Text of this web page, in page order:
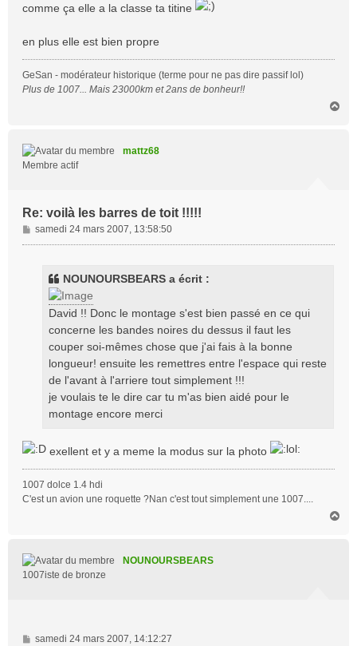
s
g
e
comme ça elle a la classe ta titine
en plus elle est bien propre
GeSan - modérateur historique (terme pour ne pas dire passif lol)
Plus de 1007... Mais 23000km et 2ans de bonheur!!
mattz68
Membre actif
Re: voilà les barres de toit !!!!!
M
e
samedi 24 mars 2007, 13:58:50
NOUNOURSBEARS a écrit :
David !! Donc le montage s'est bien passé en ce qui
concerne les bandes noires du dessus il faut les
couper soi-mêmes chose que j'ai fais à la bonne
longueur! ensuite les remettres entre l'espace qui reste
de l'avant à l'arriere tout simplement !!!
je voulais te le dire car tu m'as bien aidé pour le
montage encore merci
exellent et y a meme la modus sur la photo
1007 dolce 1.4 hdi
C'est un avion une roquette ?Nan c'est tout simplement une 1007....
NOUNOURSBEARS
1007iste de bronze
M
samedi 24 mars 2007, 14:12:27